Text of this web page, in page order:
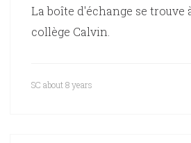
La boîte d'échange se trouve
collège Calvin.
SC about 8 years